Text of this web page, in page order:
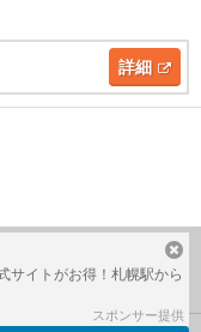
詳細
詳細
サイトがお得！札幌駅から
スポンサー提供